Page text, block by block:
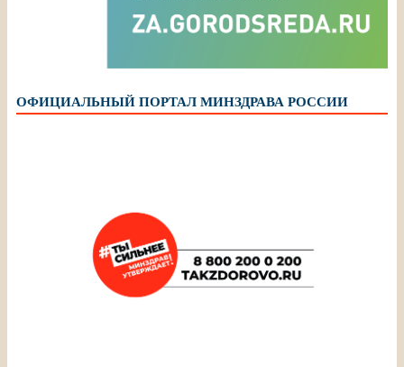
ОФИЦИАЛЬНЫЙ ПОРТАЛ МИНЗДРАВА РОССИИ